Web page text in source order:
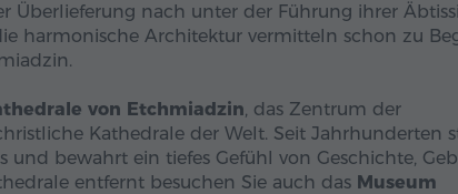
Überlieferung nach unter der Führung ihrer
harmonische Architektur vermitteln schon zu
von Etchmiadzin, das Zentrum der
Kathedrale der Welt. Seit Jahrhunderten
und bewahrt ein tiefes Gefühl von Geschichte,
entfernt besuchen Sie auch das Museum